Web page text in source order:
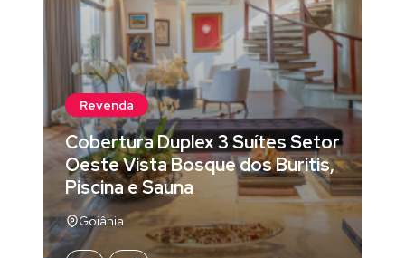
Revenda
Cobertura Duplex 3 Suítes Setor
Oeste Vista Bosque dos Buritis,
Piscina e Sauna
Goiânia